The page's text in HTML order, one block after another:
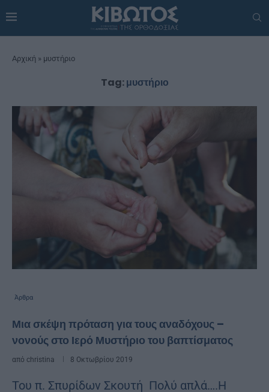
Αρχική » μυστήριο
Tag:μυστήριο
Άρθρα
Μια σκέψη πρόταση για τους αναδόχους –
νονούς στο Ιερό Μυστήριο του βαπτίσματος
από christina 8 Οκτωβρίου 2019
Toυ π. Σπυρίδων Σκουτή Πολύ απλά….Η